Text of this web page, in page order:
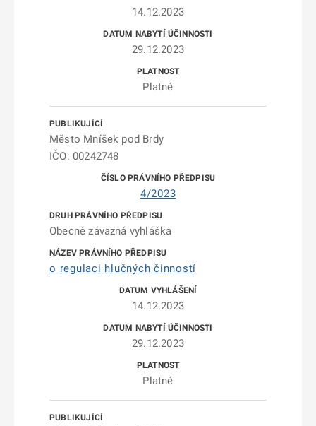
14.12.2023
29.12.2023
Platné
Město Mníšek pod Brdy
IČO: 00242748
4/2023
Obecně závazná vyhláška
o regulaci hlučných činností
14.12.2023
29.12.2023
Platné